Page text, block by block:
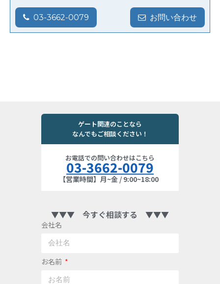
03-3662-0079 お問い合わせ
ゲート関連のことなら
なんでもご相談ください！
お電話での問い合わせはこちら
03-3662-0079
【営業時間】月~金 / 9:00~18:00
▼▼▼ 今すぐ相談する ▼▼▼
会社名
お名前